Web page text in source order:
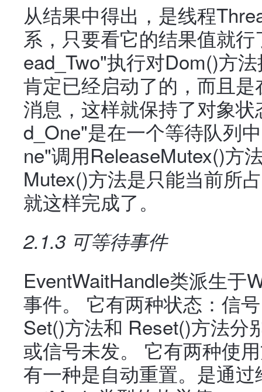
从结果中得出，是线程
系，只要看它的结果值就
ead_Two"执行对Dom()方
肯定已经启动了的，而且
消息，这样就保持了对象
d_One"是在一个等待队列
ne"调用ReleaseMutex()方
Mutex()方法是只能当前所
就这样完成了。
2.1.3 可等待事件
EventWaitHandle类派生于
事件。 它有两种状态：信
Set()方法和 Reset()方法分
或信号未发。 它有两种使
有一种是自动重置。是通